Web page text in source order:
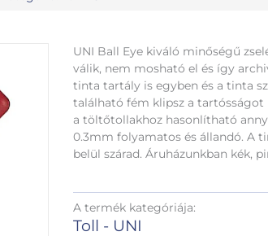
UNI Ball Eye kiváló minőségű
válik, nem mosható el és így
tinta tartály is egyben és a tinta
található fém klipsz a
a töltőtollakhoz hasonlítható
0.3mm folyamatos és állandó. A
belül szárad. Áruházunkban kék,
A termék kategóriája:
Toll - UNI